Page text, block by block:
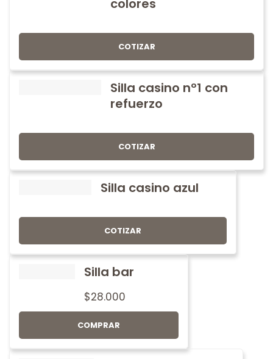
colores
COTIZAR
Silla casino nº1 con
refuerzo
COTIZAR
Silla casino azul
COTIZAR
Silla bar
$28.000
COMPRAR